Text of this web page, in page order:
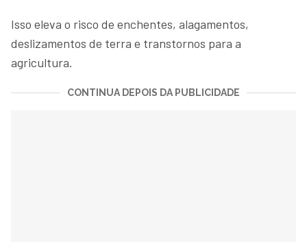
Isso eleva o risco de enchentes, alagamentos,
deslizamentos de terra e transtornos para a
agricultura.
CONTINUA DEPOIS DA PUBLICIDADE